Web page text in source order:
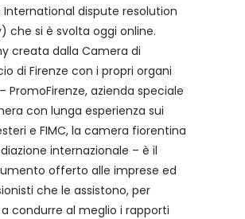
International dispute resolution
che si è svolta oggi online.
creata dalla Camera di
di Firenze con i propri organi
PromoFirenze, azienda speciale
con lunga esperienza sui
e FIMC, la camera fiorentina
internazionale – è il
offerto alle imprese ed
che le assistono, per
condurre al meglio i rapporti